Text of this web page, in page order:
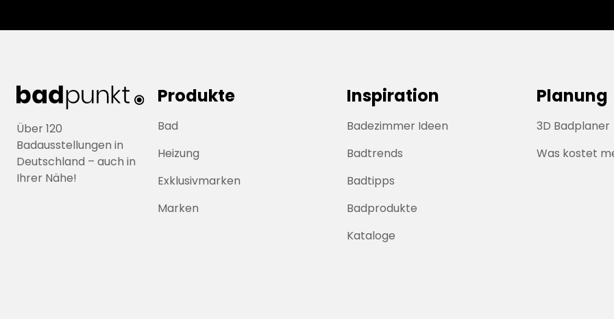
Über 120
Badausstellungen in
Deutschland – auch in
Ihrer Nähe!
Produkte
Bad
Heizung
Exklusivmarken
Marken
Inspiration
Badezimmer Ideen
Badtrends
Badtipps
Badprodukte
Kataloge
Planung
3D Badplaner
Was kostet